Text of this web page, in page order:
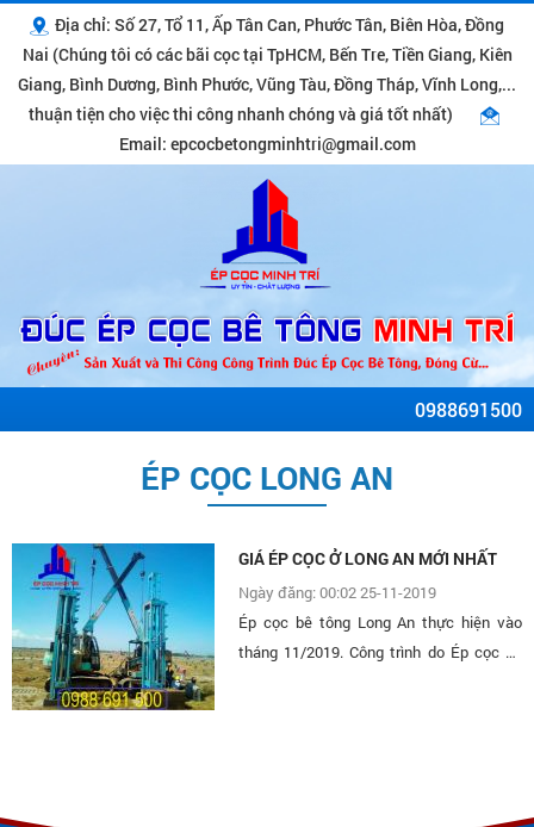
Địa chỉ: Số 27, Tổ 11, Ấp Tân Can, Phước Tân, Biên Hòa, Đồng
Nai (Chúng tôi có các bãi cọc tại TpHCM, Bến Tre, Tiền Giang, Kiên
Giang, Bình Dương, Bình Phước, Vũng Tàu, Đồng Tháp, Vĩnh Long,...
thuận tiện cho việc thi công nhanh chóng và giá tốt nhất)
Email: epcocbetongminhtri@gmail.com
0988691500
ÉP CỌC LONG AN
GIÁ ÉP CỌC Ở LONG AN MỚI NHẤT
Ngày đăng: 00:02 25-11-2019
Ép cọc bê tông Long An thực hiện vào
tháng 11/2019. Công trình do Ép cọc bê